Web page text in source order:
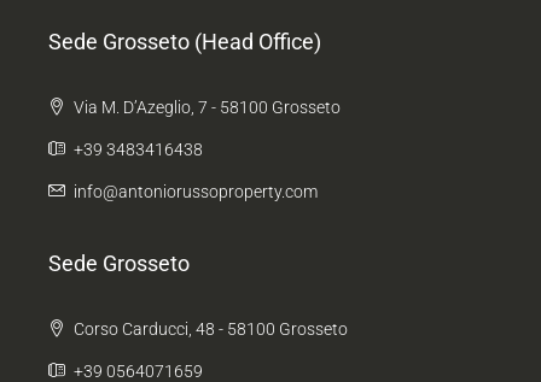
Sede Grosseto (Head Office)
Via M. D’Azeglio, 7 - 58100 Grosseto
+39 3483416438
info@antoniorussoproperty.com
Sede Grosseto
Corso Carducci, 48 - 58100 Grosseto
+39 0564071659